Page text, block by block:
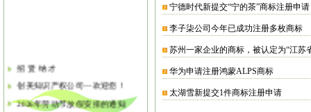
招 贤 纳 才
创美知识产权公司—欢迎您！
2026年劳动节放假安排的通知
宁德时代新提交“宁的茶”商标注册申请
李子柒公司今年已成功注册多枚商标
苏州一家企业的商标，被认定为“江苏
华为申请注册鸿蒙ALPS商标
太湖雪新提交1件商标注册申请